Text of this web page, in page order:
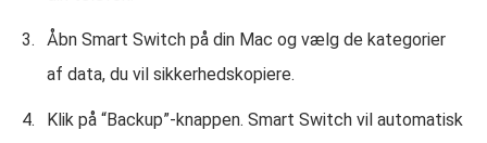
Åbn Smart Switch på din Mac og vælg de kategorier
af data, du vil sikkerhedskopiere.
Klik på “Backup”-knappen. Smart Switch vil automatisk